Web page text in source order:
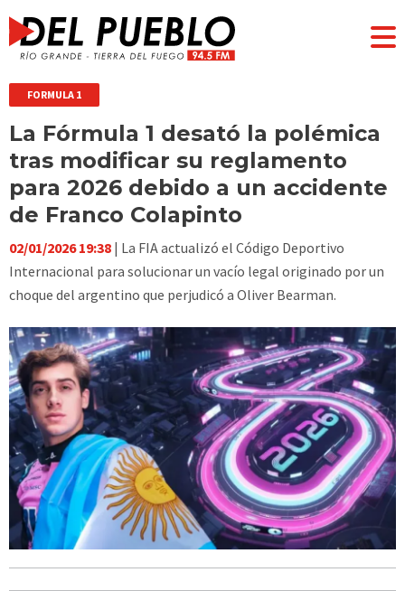
FORMULA 1
La Fórmula 1 desató la polémica
tras modificar su reglamento
para 2026 debido a un accidente
de Franco Colapinto
02/01/2026 19:38 | La FIA actualizó el Código Deportivo
Internacional para solucionar un vacío legal originado por un
choque del argentino que perjudicó a Oliver Bearman.